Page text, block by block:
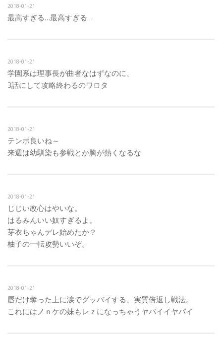
2018‐01‐21
最高すぎる…最高すぎる…
2018‐01‐21
学園系は理事長が曲者なはずなのに、
3話にして攻略終わるのワロタ
2018‐01‐21
テンポ良いね～
来週は幼馴染も参戦とか胸が熱くなるな
2018‐01‐21
じじい改心はやいな。
はるみんいい奴すぎるよ。
芽衣ちゃんデレ始めたか？
柚子の一転攻勢いいぞ。
2018‐01‐21
唇だけ奪った上に涙でグッバイする、実質倍返し戦法。
これにはノｎケの妹もレｚになっちゃうヤバイイヤバイ